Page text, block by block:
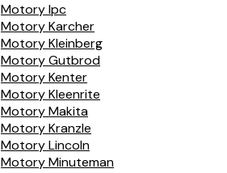
Motory Ipc
Motory Karcher
Motory Kleinberg
Motory Gutbrod
Motory Kenter
Motory Kleenrite
Motory Makita
Motory Kranzle
Motory Lincoln
Motory Minuteman